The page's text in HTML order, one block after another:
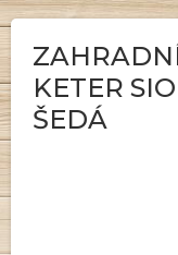
KETER
ŠEDÁ